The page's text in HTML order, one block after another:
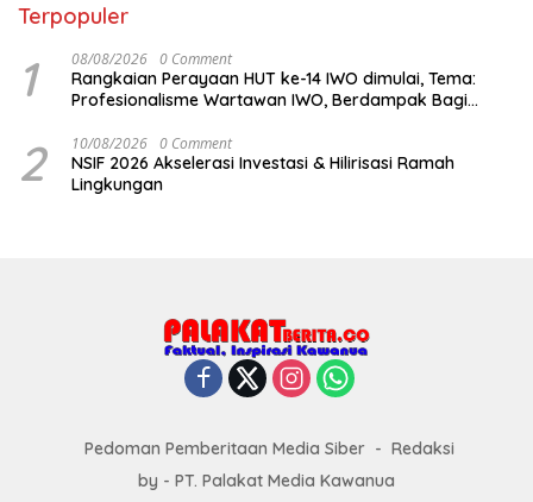
Terpopuler
1 08/08/2026 0 Comment
Rangkaian Perayaan HUT ke-14 IWO dimulai, Tema:
Profesionalisme Wartawan IWO, Berdampak Bagi
2 10/08/2026 0 Comment
NSIF 2026 Akselerasi Investasi & Hilirisasi Ramah
Lingkungan
Pedoman Pemberitaan Media Siber
Redaksi
by - PT. Palakat Media Kawanua